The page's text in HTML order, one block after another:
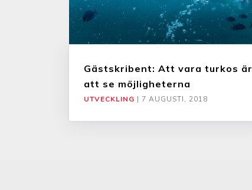
Gästskribent: Att vara turkos är
att se möjligheterna
UTVECKLING | 7 AUGUSTI, 2018